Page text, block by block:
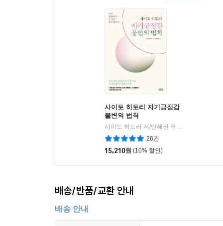
사이토 히토리 자기긍정감
불변의 법칙
사이토 히토리 저/민혜진 역 | 포텐업
26건
15,210원 (10% 할인)
배송/반품/교환 안내
배송 안내